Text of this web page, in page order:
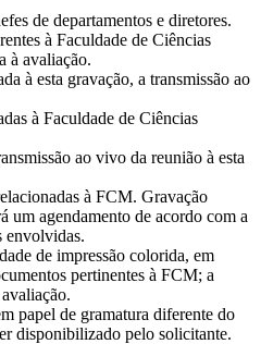
de departamentos e diretores.
à Faculdade de Ciências
à avaliação.
à esta gravação, a transmissão ao
à Faculdade de Ciências
ao vivo da reunião à esta
à FCM. Gravação
um agendamento de acordo com a
envolvidas.
de impressão colorida, em
pertinentes à FCM; a
papel de gramatura diferente do
disponibilizado pelo solicitante.